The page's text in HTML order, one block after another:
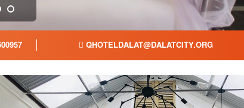
QHOTELDALAT@DALATCITY.ORG